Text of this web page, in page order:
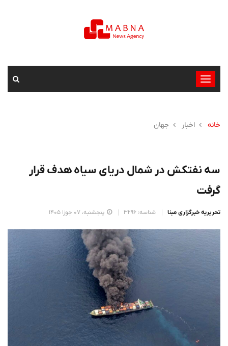
تغییر
وضعیت
خانه
اخبار جهان
سه نفتکش در شمال دریای سیاه هدف قرار
گرفت
تحریریه خبرگزاری مبنا شناسه: 3296 پنجشنبه، 07 جوزا 1405